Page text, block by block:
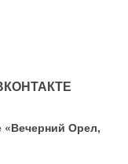
«Вечерний Орел,